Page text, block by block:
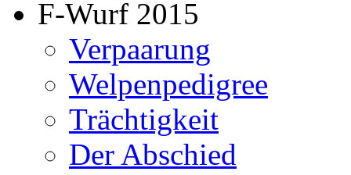
F-Wurf 2015
Verpaarung
Welpenpedigree
Trächtigkeit
Der Abschied